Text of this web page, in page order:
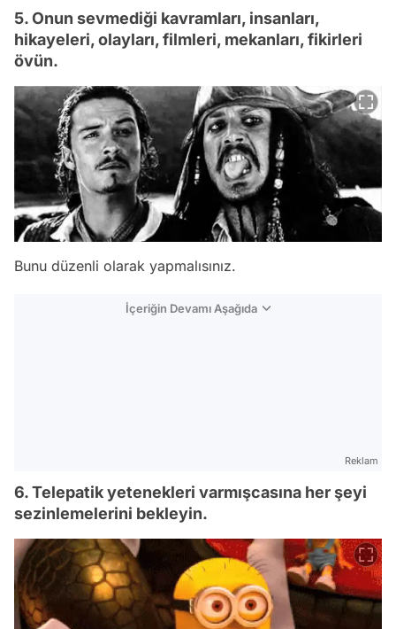
5. Onun sevmediği kavramları, insanları,
hikayeleri, olayları, filmleri, mekanları, fikirleri
övün.
Bunu düzenli olarak yapmalısınız.
İçeriğin Devamı Aşağıda
Reklam
6. Telepatik yetenekleri varmışcasına her şeyi
sezinlemelerini bekleyin.